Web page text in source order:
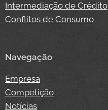
Intermediação de Crédito
Conflitos de Consumo
Navegação
Empresa
Competição
Notícias